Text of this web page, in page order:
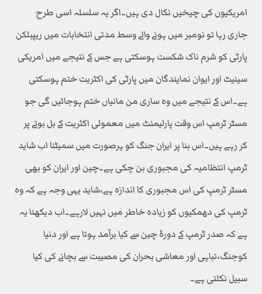
امریکیوں کی چیخیں نکال دی ہیں۔اگر یہ سلسلہ اسی طرح
جاری رہا تو نومبر میں ہونے والے وسط مدتی انتخابات میں ریپبلکن
پارٹی کو شرم ناک شکست ہوسکتی ہے جس کے نتیجے میں امریکی
سینیٹ اور ایوان نمایندگان میں پارٹی کی اکثریت ختم ہوسکتی
ہے۔اس کے نتیجے میں وہ ساری من مانیاں ختم ہوجائیں گی جو
مسٹر ٹرمپ اس وقت پارلیمنٹ میں معمولی اکثریت کے بل بوتے پر
کر رہے ہیں۔اس بنا پر ایران جنگ کو ہرصورت میں سمیٹنا اب شاید
ٹرمپ انتظامیہ کی مجبوری بن چکی ہے۔چین اور ایران کو بھی
مسٹر ٹرمپ کی اس مجبوری کا اندازہ ہے،شاید یہی وجہ ہے کہ وہ
ٹرمپ کی دھمکیوں کو زیادہ خاطر میں نہیں لارہے۔اب دیکھنا یہ
ہے کہ صدر ٹرمپ کے دورۂ چین سے کیا برآمد ہوتا ہے اور دنیا
کوجنگ،تباہی اور معاشی بحران کی مصیبت سے بچانے کی کیا
سبیل نکلتی ہے۔